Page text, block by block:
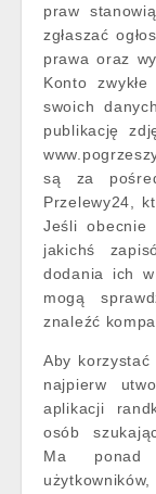
praw
zgłaszać
prawa oraz
Konto
swoich
publikację
są za
Przelewy24,
Jeśli obecnie
jakichś
dodania ich
mogą
znaleźć
Aby
najpierw
aplikacji
osób
Ma ponad